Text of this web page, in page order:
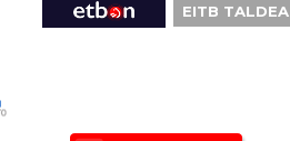
EITB TALDEA